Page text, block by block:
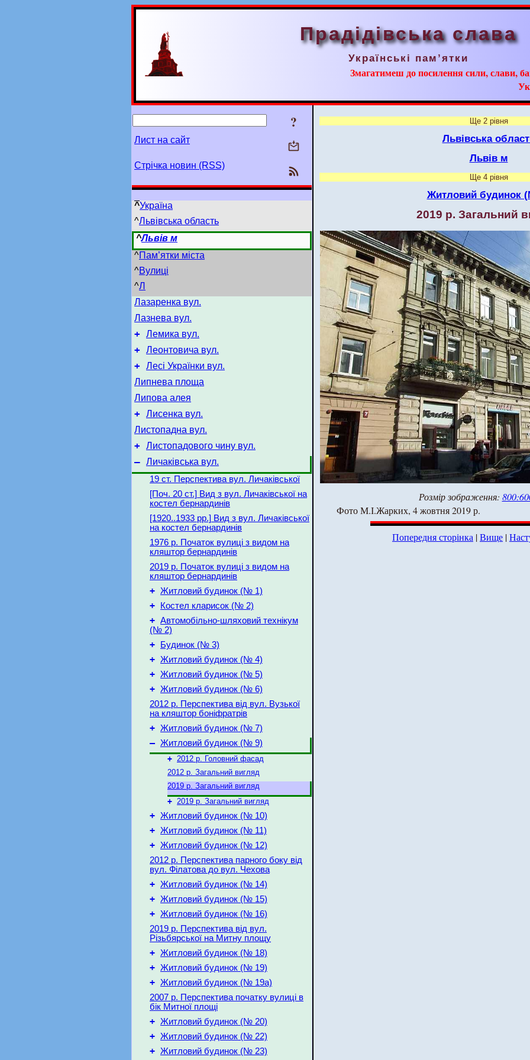
Прадідівська слава
Українські пам’ятки
Змагатимеш до посилення сили, слави,
?
Лист на сайт
Стрічка новин (RSS)
^Україна
^Львівська область
^Львів м
^Пам’ятки міста
^Вулиці
^Л
Лазаренка вул.
Лазнева вул.
+ Лемика вул.
+ Леонтовича вул.
+ Лесі Українки вул.
Липнева площа
Липова алея
+ Лисенка вул.
Листопадна вул.
+ Листопадового чину вул.
– Личаківська вул.
19 ст. Перспектива вул. Личаківської
[Поч. 20 ст.] Вид з вул. Личаківської на
костел бернардинів
[1920..1933 рр.] Вид з вул. Личаківської
на костел бернардинів
1976 р. Початок вулиці з видом на
кляштор бернардинів
2019 р. Початок вулиці з видом на
кляштор бернардинів
+ Житловий будинок (№ 1)
+ Костел кларисок (№ 2)
+ Автомобільно-шляховий технікум
(№ 2)
+ Будинок (№ 3)
+ Житловий будинок (№ 4)
+ Житловий будинок (№ 5)
+ Житловий будинок (№ 6)
2012 р. Перспектива від вул. Вузької
на кляштор боніфратрів
+ Житловий будинок (№ 7)
– Житловий будинок (№ 9)
+ 2012 р. Головний фасад
2012 р. Загальний вигляд
2019 р. Загальний вигляд
+ 2019 р. Загальний вигляд
+ Житловий будинок (№ 10)
+ Житловий будинок (№ 11)
+ Житловий будинок (№ 12)
2012 р. Перспектива парного боку від
вул. Філатова до вул. Чехова
+ Житловий будинок (№ 14)
+ Житловий будинок (№ 15)
+ Житловий будинок (№ 16)
2019 р. Перспектива від вул.
Різьбярської на Митну площу
+ Житловий будинок (№ 18)
+ Житловий будинок (№ 19)
+ Житловий будинок (№ 19а)
2007 р. Перспектива початку вулиці в
бік Митної площі
+ Житловий будинок (№ 20)
+ Житловий будинок (№ 22)
+ Житловий будинок (№ 23)
Ще 2 рівня
Львівська
Львів м
Ще 4 рівня
Житловий будинок
2019 р. Загальний
Розмір зображення:
Фото М.І.Жарких, 4 жовтня 2019 р.
Попередня сторінка |Вище |